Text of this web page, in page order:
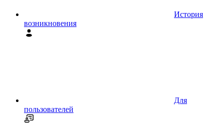
История
возникновения
Для
пользователей